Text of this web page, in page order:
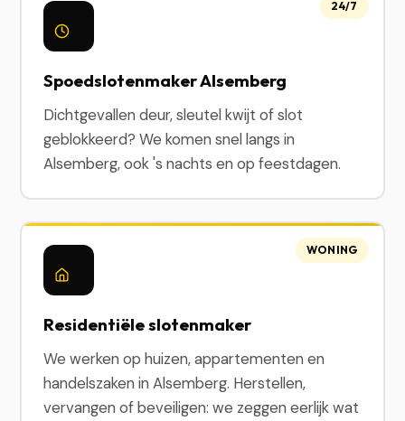
Spoedslotenmaker Alsemberg
Dichtgevallen deur, sleutel kwijt of slot
geblokkeerd? We komen snel langs in
Alsemberg, ook 's nachts en op feestdagen.
24/7
Residentiële slotenmaker
We werken op huizen, appartementen en
handelszaken in Alsemberg. Herstellen,
vervangen of beveiligen: we zeggen eerlijk wat
WONING